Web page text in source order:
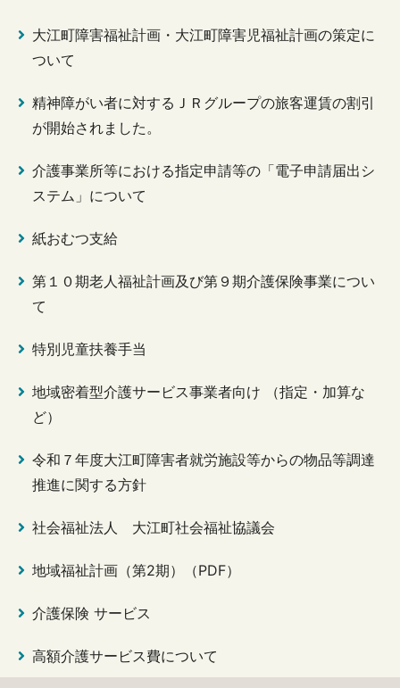
大江町障害福祉計画・大江町障害児福祉計画の策定に
ついて
精神障がい者に対するＪＲグループの旅客運賃の割引
が開始されました。
介護事業所等における指定申請等の「電子申請届出シ
ステム」について
紙おむつ支給
第１０期老人福祉計画及び第９期介護保険事業につい
て
特別児童扶養手当
地域密着型介護サービス事業者向け （指定・加算な
ど）
令和７年度大江町障害者就労施設等からの物品等調達
推進に関する方針
社会福祉法人 大江町社会福祉協議会
地域福祉計画（第2期）（PDF）
介護保険 サービス
高額介護サービス費について